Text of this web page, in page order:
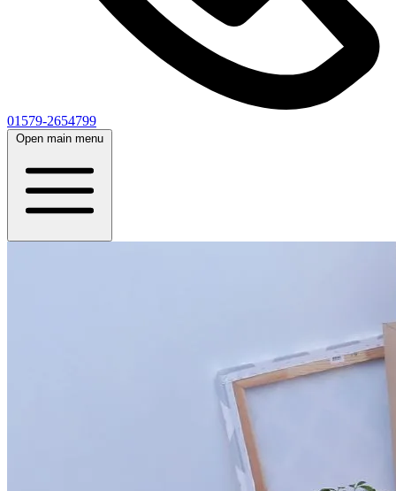
01579-2654799
Open main menu